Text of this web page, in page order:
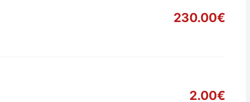
230.00€
2.00€